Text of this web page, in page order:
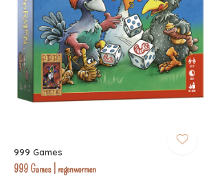
999 Games
999 Games | regenwormen